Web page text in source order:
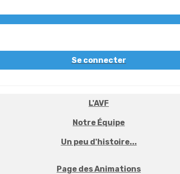
Se connecter
L'AVF
Notre Équipe
Un peu d'histoire...
Page des Animations